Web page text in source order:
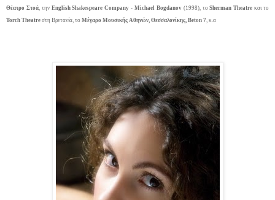
Θέατρο Στοά, την English Shakespeare Company -Michael Bogdanov (1998), το Sherman Theatre και το
Torch Theatre στη Βρετανία, το Μέγαρο Μουσικής Αθηνών, Θεσσαλονίκης, Beton 7, κ.α